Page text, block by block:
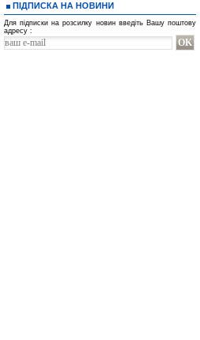
ПІДПИСКА НА НОВИНИ
Для підписки на розсилку новин введіть Вашу поштову
адресу :